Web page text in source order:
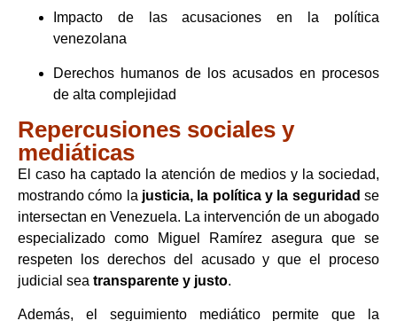
Impacto de las acusaciones en la política
venezolana
Derechos humanos de los acusados en procesos
de alta complejidad
Repercusiones sociales y
mediáticas
El caso ha captado la atención de medios y la sociedad,
mostrando cómo la justicia, la política y la seguridad se
intersectan en Venezuela. La intervención de un abogado
especializado como Miguel Ramírez asegura que se
respeten los derechos del acusado y que el proceso
judicial sea transparente y justo.
Además, el seguimiento mediático permite que la